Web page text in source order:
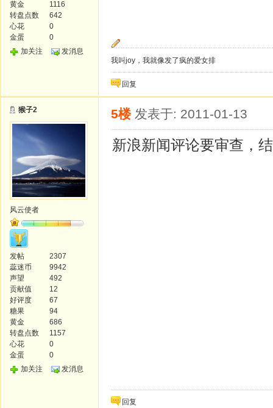
黄金
1116
转盘点数
642
心花
0
金蛋
0
加关注
发消息
我叫joy，我就像发了疯的爱女排
回复
猴子2
风云使者
发帖
2307
蕊迷币
9942
声望
492
贡献值
12
好评度
67
糖果
94
黄金
686
转盘点数
1157
心花
0
金蛋
0
加关注
发消息
5楼 发表于: 2011-01-13
新浪新闻评论要审查，
回复